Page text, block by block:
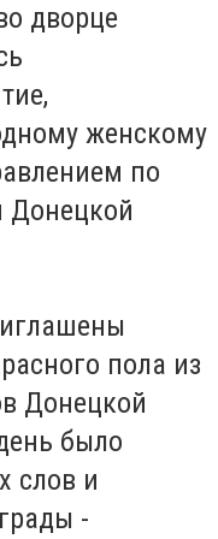
дворце
женскому
по
Донецкой
пола из
Донецкой
было
слов и
-